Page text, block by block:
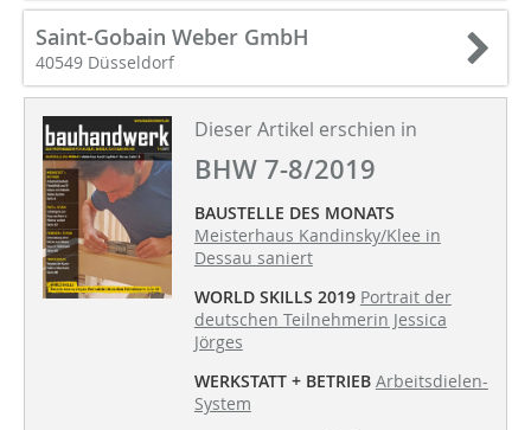
Saint-Gobain Weber GmbH
40549 Düsseldorf
Dieser Artikel erschien in
BHW 7-8/2019
BAUSTELLE DES MONATS
Meisterhaus Kandinsky/Klee in
Dessau saniert
WORLD SKILLS 2019 Portrait der
deutschen Teilnehmerin Jessica
Jörges
WERKSTATT + BETRIEB Arbeitsdielen-
System